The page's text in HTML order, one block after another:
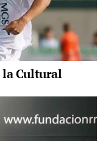
la Cultural